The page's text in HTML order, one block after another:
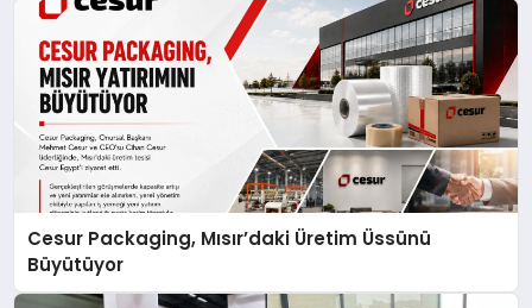
Cesur Packaging, Mısır’daki Üretim Üssünü
Büyütüyor